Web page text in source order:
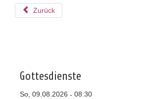
Zurück
Gottesdienste
So, 09.08.2026 - 08:30